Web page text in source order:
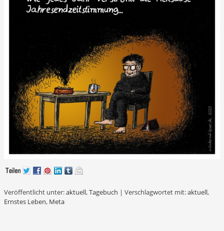
Veröffentlicht unter:aktuell,Tagebuch | Verschlagwortet mit:aktuell,
Ernstes Leben, Meta